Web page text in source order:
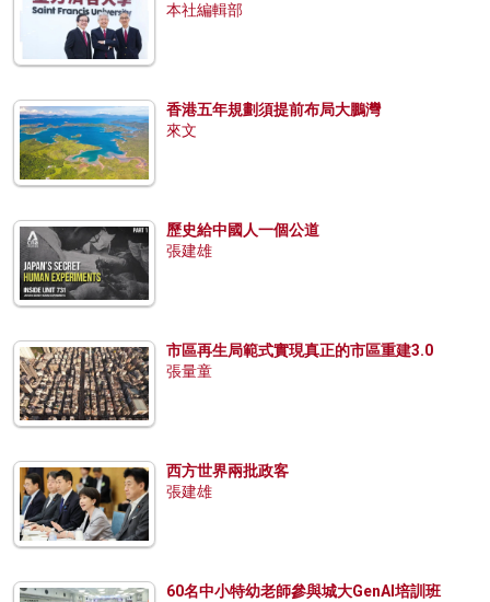
本社編輯部
香港五年規劃須提前布局大鵬灣
來文
歷史給中國人一個公道
張建雄
市區再生局範式實現真正的市區重建3.0
張量童
西方世界兩批政客
張建雄
60名中小特幼老師參與城大GenAI培訓班